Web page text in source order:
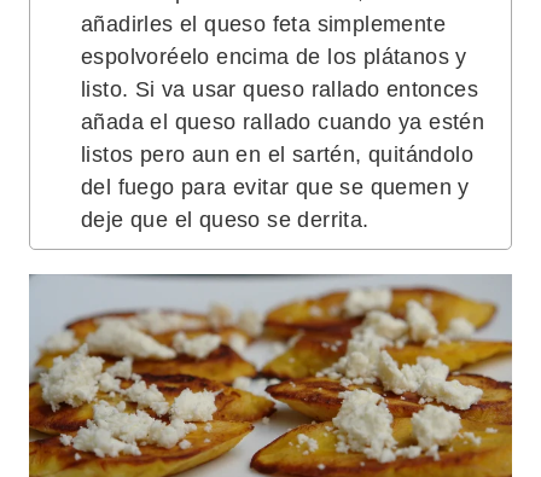
añadirles el queso feta simplemente
espolvoréelo encima de los plátanos y
listo. Si va usar queso rallado entonces
añada el queso rallado cuando ya estén
listos pero aun en el sartén, quitándolo
del fuego para evitar que se quemen y
deje que el queso se derrita.